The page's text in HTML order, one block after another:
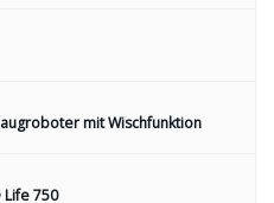
mit Wischfunktion
Life 750